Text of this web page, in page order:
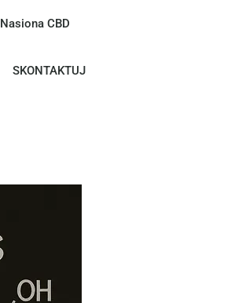
Nasiona CBD
SKONTAKTUJ